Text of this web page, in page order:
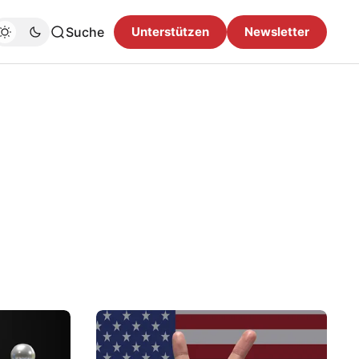
Suche Unterstützen Newsletter